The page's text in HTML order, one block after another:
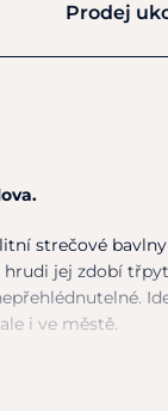
Prodej
strečové
hrudi jej zdobí
i ve městě.